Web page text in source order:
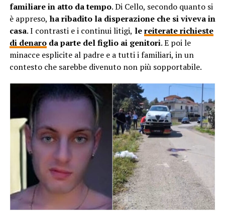
familiare in atto da tempo. Di Cello, secondo quanto si
è appreso, ha ribadito la disperazione che si viveva in
casa. I contrasti e i continui litigi, lereiterate richieste
di denaroda parte del figlio ai genitori. E poi le
minacce esplicite al padre e a tutti i familiari, in un
contesto che sarebbe divenuto non più sopportabile.